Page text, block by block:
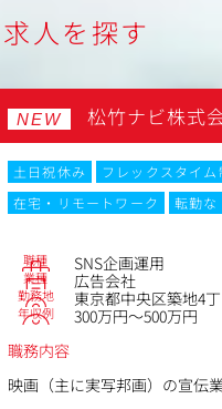
人を探す
NEW 松竹ナビ株式
土日祝休み
フレックスタイム
在宅・リモートワーク
転勤な
職種 SNS企画運用
業種 広告会社
勤務地 東京都中央区築地4
年収例
300万円～500万円
職務内容
映画（主に実写邦画）の宣伝